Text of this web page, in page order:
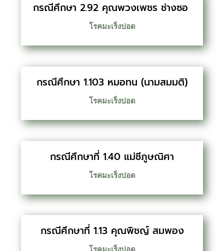
กรณีศึกษา 2.92 คุณพวงเพชร ช่างซอ
โรคมะเร็งปอด
กรณีศึกษา 1.103 หมอทน (นามสมมติ)
โรคมะเร็งปอด
กรณีศึกษาที่ 1.40 แม่ชีภูษณิศา
โรคมะเร็งปอด
กรณีศึกษาที่ 1.13 คุณพิชญ์ สมพอง